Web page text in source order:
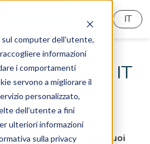
sul computer dell'utente,
informazioni
i comportamenti
servono a migliorare il
personalizzato,
dell’utente a fini
ulteriori informazioni
sulla privacy
IT
infrastruttura IT
cloudospitando i tuoi